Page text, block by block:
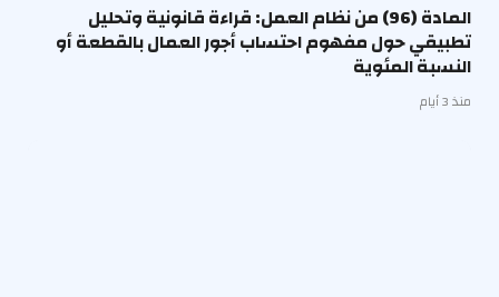
المادة (96) من نظام العمل: قراءة قانونية وتحليل
تطبيقي حول مفهوم احتساب أجور العمال بالقطعة أو
النسبة المئوية
منذ 3 أيام